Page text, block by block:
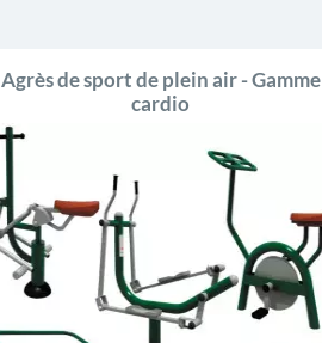
Agrès de sport de plein air - Gamme
cardio